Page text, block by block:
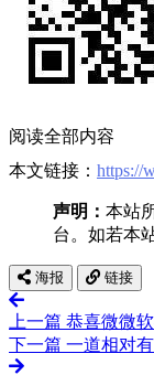
阅读全部内容
本文链接： https://
声明： 本站
台。如若本
海报 链接
上一篇 恭喜微微
下一篇 一道相对